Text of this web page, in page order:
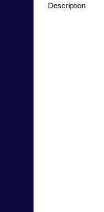
Description